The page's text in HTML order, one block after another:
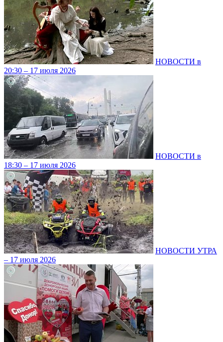
НОВОСТИ в
20:30 – 17 июля 2026
НОВОСТИ в
18:30 – 17 июля 2026
НОВОСТИ УТРА
– 17 июля 2026